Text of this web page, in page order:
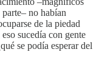
no habían
de la piedad
sucedía con gente
se podía esperar del